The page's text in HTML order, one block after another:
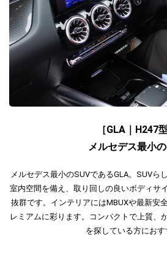
［GLA｜H247型
メルセデス最小
メルセデス最小のSUVであるGLA。SUVら
室内空間を備え、取り回しの良いボディサ
抜群です。インテリアにはMBUXや最新安
レミアムに彩ります。コンパクトで上質、
を探している方におす